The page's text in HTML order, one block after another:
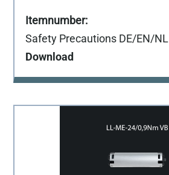
Safety Precautions DE/EN/NL
Download